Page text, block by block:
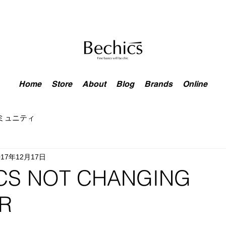
Home Store About Blog Brands Online
ュニティ
NOT CHANGING
年12月17日